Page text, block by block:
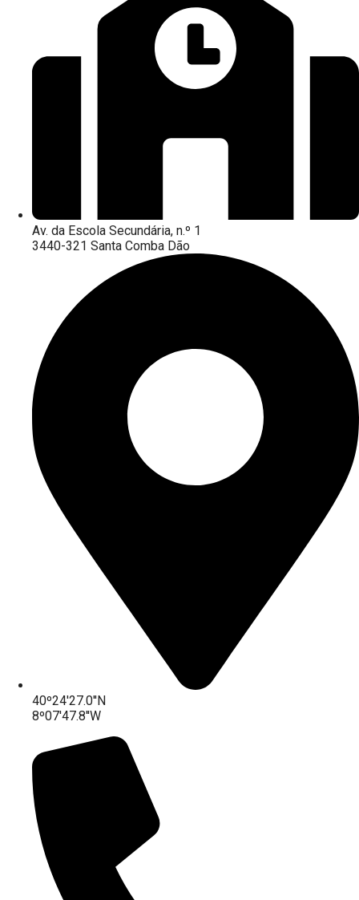
Av. da Escola Secundária, n.º 1
3440-321 Santa Comba Dão
40º24'27.0''N
8º07'47.8''W